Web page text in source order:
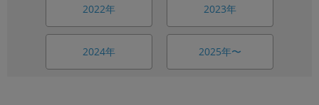
2022年 2023年
2024年 2025年〜